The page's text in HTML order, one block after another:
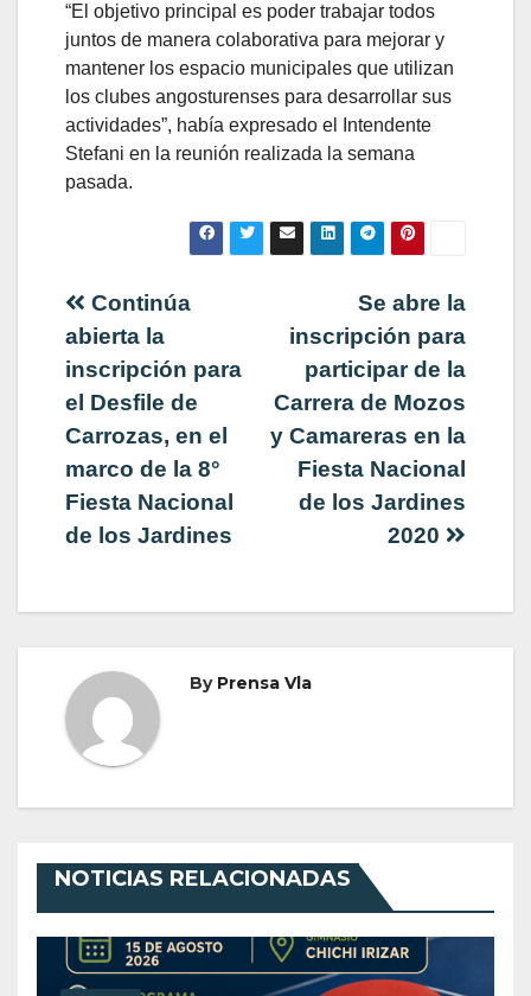
“El objetivo principal es poder trabajar todos
juntos de manera colaborativa para mejorar y
mantener los espacio municipales que utilizan
los clubes angosturenses para desarrollar sus
actividades”, había expresado el Intendente
Stefani en la reunión realizada la semana
pasada.
Navegación
de
entradas
Se abre la
inscripción para
participar de la
Carrera de Mozos
y Camareras en la
Fiesta Nacional
de los Jardines
2020
Continúa
abierta la
inscripción para
el Desfile de
Carrozas, en el
marco de la 8°
Fiesta Nacional
de los Jardines
By Prensa Vla
NOTICIAS RELACIONADAS